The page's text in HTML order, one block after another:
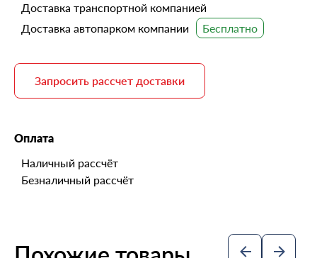
Доставка транспортной компанией
Доставка автопарком компании
Запросить рассчет доставки
Оплата
Наличный рассчёт
Безналичный рассчёт